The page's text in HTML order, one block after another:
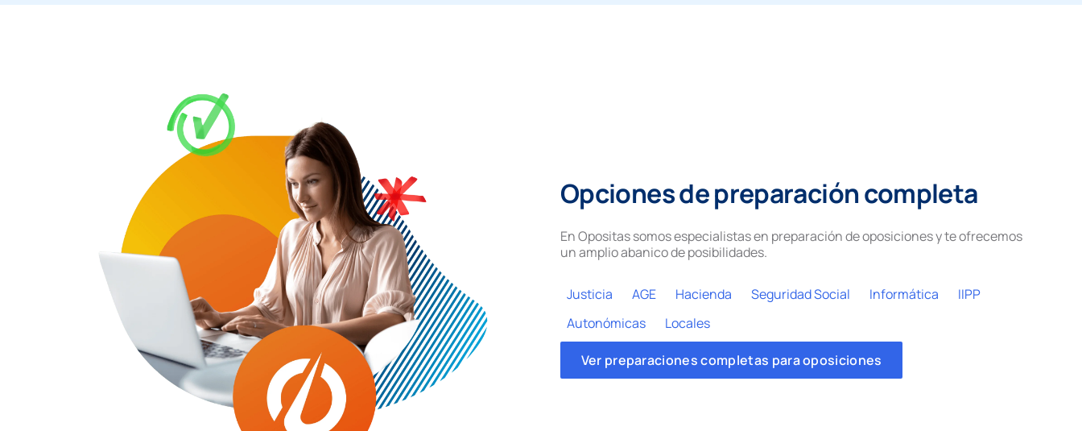
Opciones de preparación completa
En Opositas somos especialistas en preparación de oposiciones y te ofrecemos
un amplio abanico de posibilidades.
Justicia AGE Hacienda Seguridad Social Informática
IIPP
Autonómicas
Locales
Ver preparaciones completas para oposiciones